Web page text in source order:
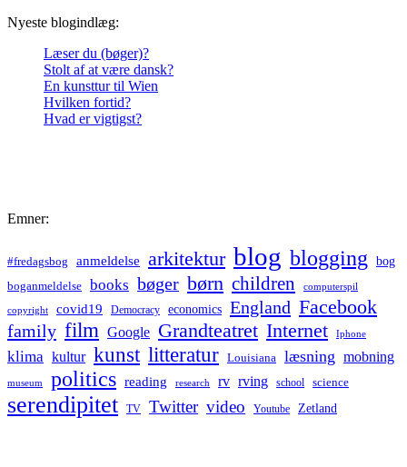
Nyeste blogindlæg:
Læser du (bøger)?
Stolt af at være dansk?
En kunsttur til Wien
Hvilken fortid?
Hvad er vigtigst?
Emner:
#fredagsbog anmeldelse arkitektur blog blogging bog
boganmeldelse books bøger børn children computerspil
copyright covid19 Democracy economics England Facebook
family film Google Grandteatret Internet Iphone
klima kultur kunst litteratur Louisiana læsning mobning
museum politics reading research rv rving school science
serendipitet TV Twitter video Youtube Zetland